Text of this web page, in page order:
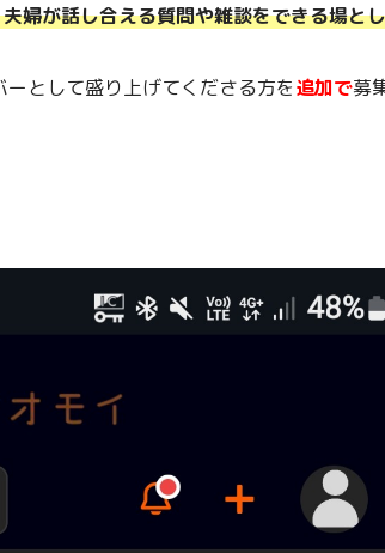
婦が話し合える質問や雑談をできる場と
として盛り上げてくださる方を追加で募